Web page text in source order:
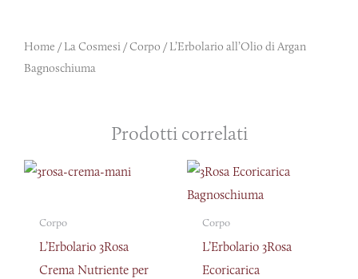
Home /La Cosmesi /Corpo / L’Erbolario all’Olio di Argan
Bagnoschiuma
Prodotti correlati
Corpo
L’Erbolario 3Rosa
Crema Nutriente per
Corpo
L’Erbolario 3Rosa
Ecoricarica